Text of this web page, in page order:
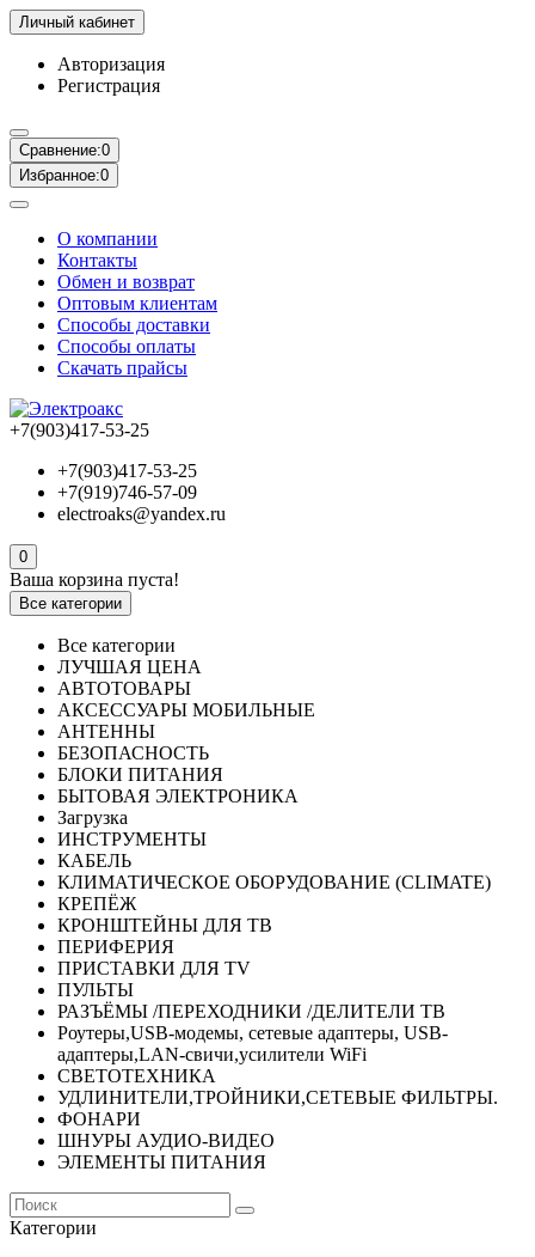
Личный кабинет
Авторизация
Регистрация
Сравнение:0
Избранное:0
О компании
Контакты
Обмен и возврат
Оптовым клиентам
Способы доставки
Способы оплаты
Скачать прайсы
+7(903)417-53-25
+7(903)417-53-25
+7(919)746-57-09
electroaks@yandex.ru
0
Ваша корзина пуста!
Все категории
Все категории
ЛУЧШАЯ ЦЕНА
АВТОТОВАРЫ
АКСЕССУАРЫ МОБИЛЬНЫЕ
АНТЕННЫ
БЕЗОПАСНОСТЬ
БЛОКИ ПИТАНИЯ
БЫТОВАЯ ЭЛЕКТРОНИКА
Загрузка
ИНСТРУМЕНТЫ
КАБЕЛЬ
КЛИМАТИЧЕСКОЕ ОБОРУДОВАНИЕ (CLIMATE)
КРЕПЁЖ
КРОНШТЕЙНЫ ДЛЯ ТВ
ПЕРИФЕРИЯ
ПРИСТАВКИ ДЛЯ TV
ПУЛЬТЫ
РАЗЪЁМЫ /ПЕРЕХОДНИКИ /ДЕЛИТЕЛИ ТВ
Роутеры,USB-модемы, сетевые адаптеры, USB-
адаптеры,LAN-свичи,усилители WiFi
СВЕТОТЕХНИКА
УДЛИНИТЕЛИ,ТРОЙНИКИ,СЕТЕВЫЕ ФИЛЬТРЫ.
ФОНАРИ
ШНУРЫ АУДИО-ВИДЕО
ЭЛЕМЕНТЫ ПИТАНИЯ
Категории